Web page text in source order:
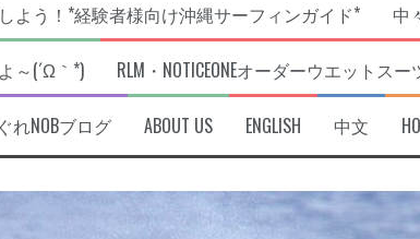
よう！*経験者様向け沖縄サーフィンガイド* 中
～(´Ω｀*) RLM・NOTICEONEオーダーウエット
れNOBブログ ABOUT US ENGLISH 中文